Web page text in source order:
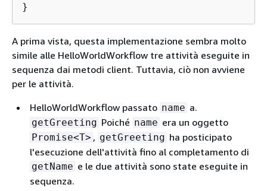
}
A prima vista, questa implementazione sembra molto
simile alle HelloWorldWorkflow tre attività eseguite in
sequenza dai metodi client. Tuttavia, ciò non avviene
per le attività.
HelloWorldWorkflow passato name a.
getGreeting Poiché name era un oggetto
Promise<T> , getGreeting ha posticipato
l'esecuzione dell'attività fino al completamento di
getName e le due attività sono state eseguite in
sequenza.